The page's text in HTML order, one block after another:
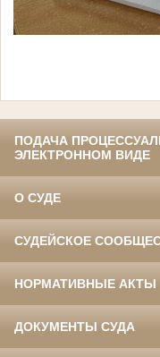
ПОДАЧА
ЭЛЕКТРОННОМ ВИДЕ
О СУДЕ
СУДЕЙСКОЕ
НОРМАТИВНЫЕ АКТЫ
ДОКУМЕНТЫ СУДА